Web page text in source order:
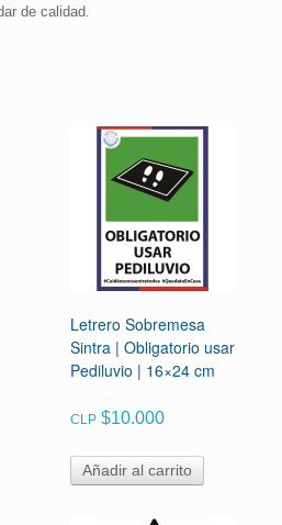
de calidad.
Letrero Sobremesa
Sintra | Obligatorio usar
Pediluvio | 16×24 cm
CLP $10.000
Añadir al carrito